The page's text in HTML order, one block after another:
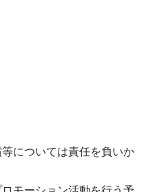
については責任を負いか